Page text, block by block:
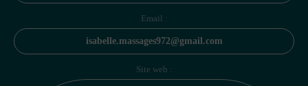
Email :
isabelle.massages972@gmail.com
Site web :